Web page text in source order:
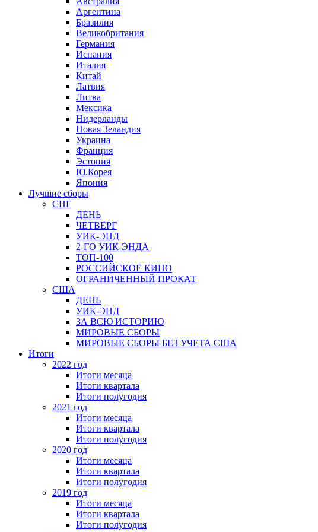
Аргентина
Бразилия
Великобритания
Германия
Испания
Италия
Китай
Латвия
Литва
Мексика
Нидерланды
Новая Зеландия
Украина
Франция
Эстония
Ю.Корея
Япония
Лучшие сборы
СНГ
ДЕНЬ
ЧЕТВЕРГ
УИК-ЭНД
2-ГО УИК-ЭНДА
ТОП-100
РОССИЙСКОЕ КИНО
ОГРАНИЧЕННЫЙ ПРОКАТ
США
ДЕНЬ
УИК-ЭНД
ЗА ВСЮ ИСТОРИЮ
МИРОВЫЕ СБОРЫ
МИРОВЫЕ СБОРЫ БЕЗ УЧЕТА США
Итоги
2022 год
Итоги месяца
Итоги квартала
Итоги полугодия
2021 год
Итоги месяца
Итоги квартала
Итоги полугодия
2020 год
Итоги месяца
Итоги квартала
Итоги полугодия
2019 год
Итоги месяца
Итоги квартала
Итоги полугодия